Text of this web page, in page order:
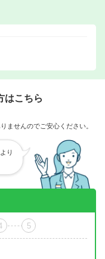
はこちら
ませんのでご安心ください。
り
5